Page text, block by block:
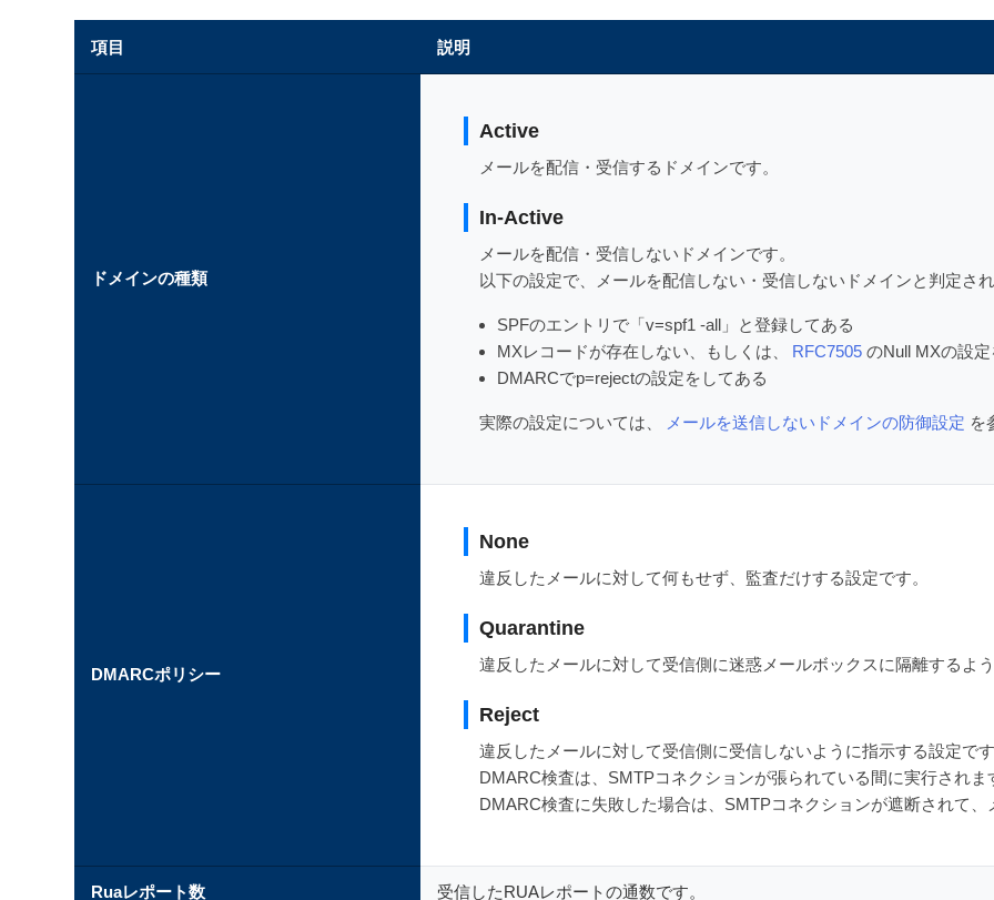
項目 説明
ドメインの種類
Active
メールを配信・受信するドメインです。
In-Active
メールを配信・受信しないドメインです。
以下の設定で、メールを配信しない・受信しないドメインと判定さ
SPFのエントリで「v=spf1 -all」と登録してある
MXレコードが存在しない、もしくは、
RFC7505 のNull MXの設
DMARCでp=rejectの設定をしてある
実際の設定については、 メールを送信しないドメインの防御設定 を
DMARCポリシー
None
違反したメールに対して何もせず、監査だけする設定です。
Quarantine
違反したメールに対して受信側に迷惑メールボックスに隔離するよ
Reject
違反したメールに対して受信側に受信しないように指示する設定です
DMARC検査は、SMTPコネクションが張られている間に実行されま
DMARC検査に失敗した場合は、SMTPコネクションが遮断されて、
Ruaレポート数 受信したRUAレポートの通数です。